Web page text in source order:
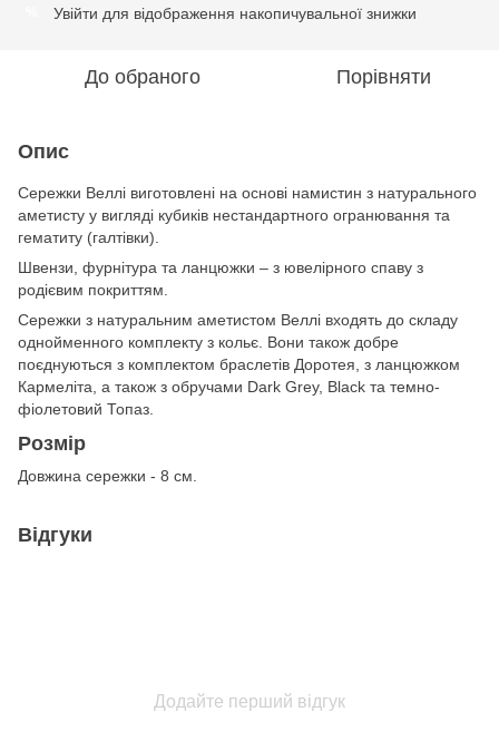
Увійти для відображення накопичувальної знижки
До обраного Порівняти
Опис
Сережки Веллі виготовлені на основі намистин з натурального
аметисту у вигляді кубиків нестандартного огранювання та
гематиту (галтівки).
Швензи, фурнітура та ланцюжки – з ювелірного спаву з
родієвим покриттям.
Сережки з натуральним аметистом Веллі входять до складу
однойменного комплекту з кольє. Вони також добре
поєднуються з комплектом браслетів Доротея, з ланцюжком
Кармеліта, а також з обручами Dark Grey, Black та темно-
фіолетовий Топаз.
Розмір
Довжина сережки - 8 см.
Відгуки
Додайте перший відгук